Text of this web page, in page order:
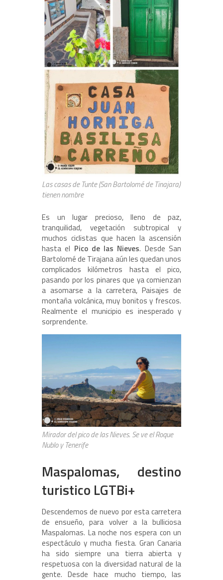
Las casas de Tunte (San Bartolomé de Tinajara)
tienen nombre
Es un lugar precioso, lleno de paz,
tranquilidad, vegetación subtropical y
muchos ciclistas que hacen la ascensión
hasta el Pico de las Nieves. Desde San
Bartolomé de Tirajana aún les quedan unos
complicados kilómetros hasta el pico,
pasando por los pinares que ya comienzan
a asomarse a la carretera, Paisajes de
montaña volcánica, muy bonitos y frescos.
Realmente el municipio es inesperado y
sorprendente.
Mirador del pico de las Nieves. Se ve el Roque
Nublo y Tenerife
Maspalomas, destino
turistico LGTBi+
Descendemos de nuevo por esta carretera
de ensueño, para volver a la bulliciosa
Maspalomas. La noche nos espera con un
espectáculo y mucha fiesta. Gran Canaria
ha sido siempre una tierra abierta y
respetuosa con la diversidad natural de la
gente. Desde hace mucho tiempo, las